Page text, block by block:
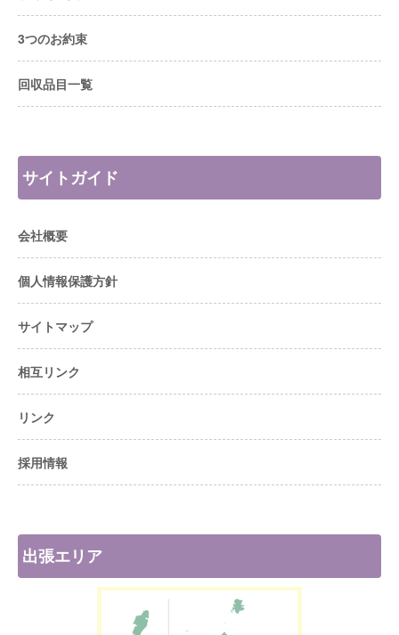
3つのお約束
回収品目一覧
サイトガイド
会社概要
個人情報保護方針
サイトマップ
相互リンク
リンク
採用情報
出張エリア